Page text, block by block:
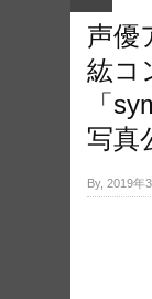
声優
紘コ
「
写真
By, 2019年